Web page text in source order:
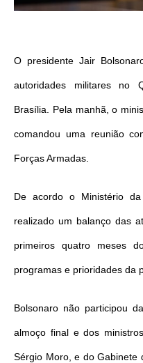
O presidente Jair
autoridades militares no
Brasília. Pela manhã, o
comandou uma reunião
Forças Armadas.
De acordo o Ministério
realizado um balanço das
primeiros quatro meses
programas e prioridades da
Bolsonaro não participou
almoço final e dos
Sérgio Moro, e do Gabinete